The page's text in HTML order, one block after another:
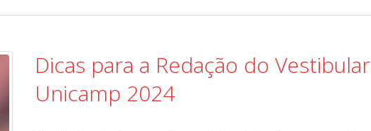
Dicas para a Redação do Vestibular
Unicamp 2024